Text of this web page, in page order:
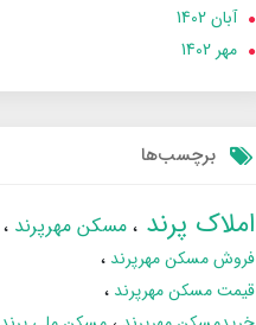
آبان 1402
مهر 1402
برچسب‌ها
املاک پرند مسکن مهرپرند
فروش مسکن مهرپرند
قیمت مسکن مهرپرند